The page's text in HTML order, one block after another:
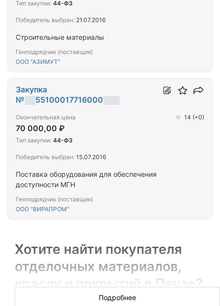
Строительные материалы
Генподрядчик (поставщик)
ООО "АЗИМУТ"
Тип закупки: 44-ФЗ
Победитель выбран: 21.07.2016
Поставка оборудования для обеспечения
доступности МГН
Генподрядчик (поставщик)
ООО "ВИРАПРОМ"
Закупка
№░░55100017716000░░░
Окончательная цена
70 000,00 ₽
14 (+0)
Тип закупки: 44-ФЗ
Победитель выбран: 15.07.2016
Хотите найти покупателя
отделочных материалов,
красок и покрытий в Пензе?
Сроки выполнения госконтрактов по поставке ЛКМ и
Подробнее